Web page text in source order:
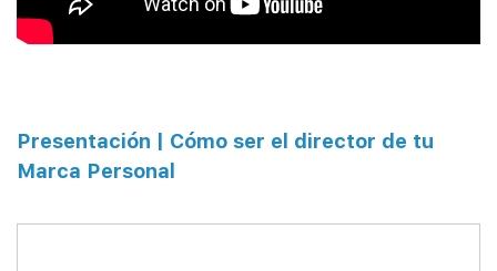
Presentación | Cómo ser el director de tu
Marca Personal